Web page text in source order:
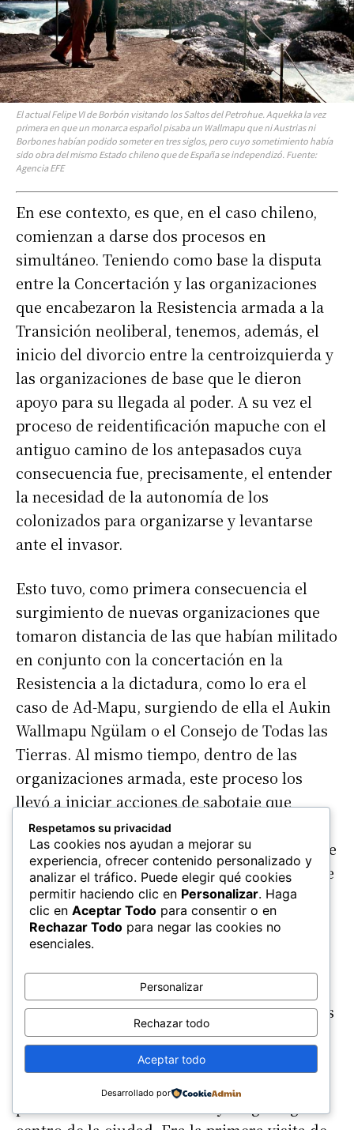
El actual Felipe VI de Borbón visitando los Saltos del Petrohue. Aquekka la vez
primera en que un monarca español pisaba un Wallmapu que ni Austrias ni
Borbones habían podido someter en tres siglos, pero cuyo sometimiento había
sido obra del mismo Estado chileno que de España se independizó. Fuente:
Agencia EFE
En ese contexto, es que, en el caso chileno,
comienzan a darse dos procesos en
simultáneo. Teniendo como base la disputa
entre la Concertación y las organizaciones
que encabezaron la Resistencia armada a la
Transición neoliberal, tenemos, además, el
inicio del divorcio entre la centroizquierda y
las organizaciones de base que le dieron
apoyo para su llegada al poder. A su vez el
proceso de reidentificación mapuche con el
antiguo camino de los antepasados cuya
consecuencia fue, precisamente, el entender
la necesidad de la autonomía de los
colonizados para organizarse y levantarse
ante el invasor.
Esto tuvo, como primera consecuencia el
surgimiento de nuevas organizaciones que
tomaron distancia de las que habían militado
en conjunto con la concertación en la
Resistencia a la dictadura, como lo era el
caso de Ad-Mapu, surgiendo de ella el Aukin
Wallmapu Ngülam o el Consejo de Todas las
Tierras. Al mismo tiempo, dentro de las
organizaciones armada, este proceso los
llevó a iniciar acciones de sabotaje que
atacaban directamente a los intereses del
colonizador, lo cual, a la larga, conllevó a que
estos, a partir de 1997, dieran origen a lo que
actualmente conocemos como la Franja
Autonomista del pueblo nación mapuche.
transformación militante, serían miembros
del MAPU Lautaro quienes emprenderían las
acciones contra el Fuerte. El día 07 de
octubre, el príncipe Felipe se dirigiría a
Valdivia, pueblo de añejo pasado virreynal,
para visitar el Fuerte Niebla y luego llegar al
Respetamos su privacidad
Las cookies nos ayudan a mejorar su
experiencia, ofrecer contenido personalizado y
analizar el tráfico. Puede elegir qué cookies
permitir haciendo clic en Personalizar. Haga
clic en Aceptar Todo para consentir o en
Rechazar Todo para negar las cookies no
esenciales.
Personalizar
Rechazar todo
Aceptar todo
Desarrollado por